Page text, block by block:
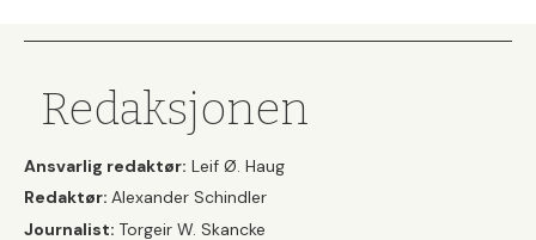
Redaksjonen
Ansvarlig redaktør: Leif Ø. Haug
Redaktør: Alexander Schindler
Journalist: Torgeir W. Skancke